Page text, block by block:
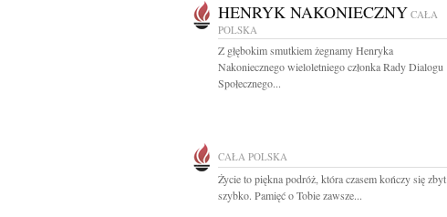
HENRYK NAKONIECZNY CAŁA
POLSKA
Z głębokim smutkiem żegnamy Henryka
Nakoniecznego wieloletniego członka Rady Dialogu
Społecznego...
CAŁA POLSKA
Życie to piękna podróż, która czasem kończy się zbyt
szybko. Pamięć o Tobie zawsze...